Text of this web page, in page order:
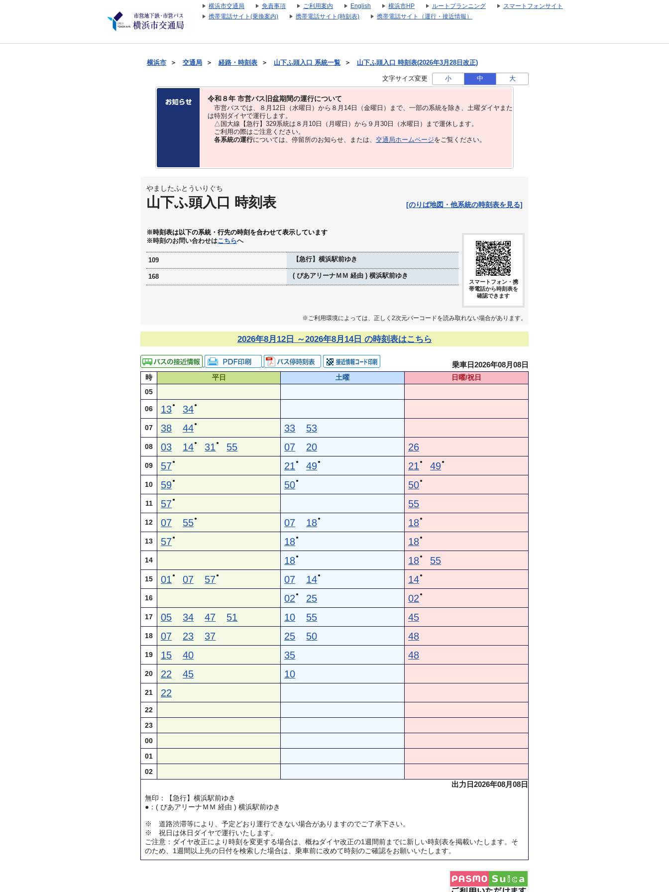
横浜市交通局 免責事項 ご利用案内 English 横浜市HP ルートプランニング
スマートフォンサイト
携帯電話サイト(乗換案内)
携帯電話サイト(時刻表) 携帯電話サイト（運行・接近情報）
横浜市 ＞ 交通局 ＞ 経路・時刻表 ＞ 山下ふ頭入口 系統一覧 ＞ 山下ふ頭入口 時刻表(2026年3月28日改正)
文字サイズ変更 小 中 大
令和８年 市営バス旧盆期間の運行について
市営バスでは、８⽉12⽇（水曜日）から８⽉14⽇（金曜日）まで、⼀部の系統を除き、⼟曜ダイヤまた
は特別ダイヤで運⾏します。
△国大線【急行】329系統は８月10日（月曜日）から９月30日（水曜日）まで運休します。
ご利用の際はご注意ください。
各系統の運行については、停留所のお知らせ、または、 交通局ホームページをご覧ください。
やましたふとういりぐち
山下ふ頭入口 時刻表 [のりば地図・他系統の時刻表を見る]
※時刻表は以下の系統・行先の時刻を合わせて表示しています
※時刻のお問い合わせはこちらへ
109 【急行】横浜駅前ゆき
168 ( ぴあアリーナＭＭ 経由 ) 横浜駅前ゆき
スマートフォン・携
帯電話から時刻表を
確認できます
※ご利用環境によっては、正しく2次元バーコードを読み取れない場合があります。
2026年8月12日 ～2026年8月14日 の時刻表はこちら
乗車日2026年08月08日
時 平日 土曜
日曜/祝日
05
06 13● 34●
07 38 44● 33 53
08 03 14● 31 ● 55 07 20 26
09 57● 21 ● 49● 21 ● 49●
10 59● 50● 50●
11 57● 55
12 07 55● 07 18● 18●
13 57● 18● 18●
14 18● 18● 55
15 01 ● 07 57● 07 14● 14●
16 02 ● 25 02 ●
17 05 34 47 51 10 55 45
18 07 23 37 25 50 48
19 15 40 35 48
20 22 45 10
21 22
22
23
00
01
02
出力日2026年08月08日
無印：【急行】横浜駅前ゆき
●：( ぴあアリーナＭＭ 経由 ) 横浜駅前ゆき
※ 道路渋滞等により、予定どおり運行できない場合がありますのでご了承下さい。
※ 祝日は休日ダイヤで運行いたします。
ご注意：ダイヤ改正により時刻を変更する場合は、概ねダイヤ改正の1週間前までに新しい時刻表を掲載いたします。そ
のため、1週間以上先の日付を検索した場合は、乗車前に改めて時刻のご確認をお願いいたします。